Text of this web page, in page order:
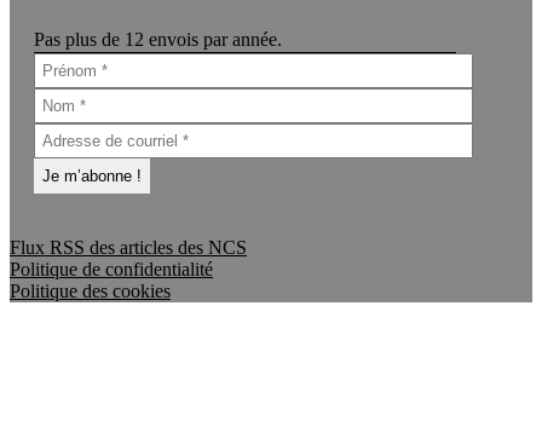
Pas plus de 12 envois par année.
Flux RSS des articles des NCS
Politique de confidentialité
Politique des cookies